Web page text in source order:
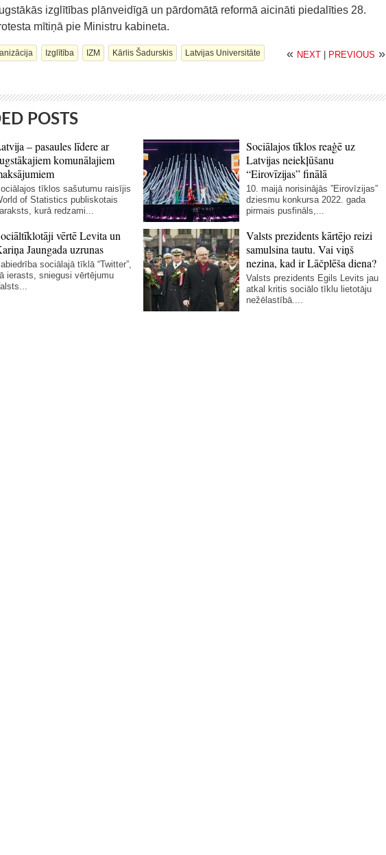
izglītības plānveidīgā un pārdomātā reformā aicināti piedalīties 28.
mītiņā pie Ministru kabineta.
Izglītība IZM Kārlis Šadurskis Latvijas Universitāte « NEXT PREVIOUS »
POSTS
– pasaules līdere ar
komunālajiem
tīklos sašutumu raisījis
of Statistics publiskotais
kurā redzami...
Sociālajos tīklos reaģē uz
Latvijas neiekļūšanu
“Eirovīzijas” finālā
10. maijā norisinājās ”Eirovīzijas”
dziesmu konkursa 2022. gada
pirmais pusfināls,...
vērtē Levita un
Jaungada uzrunas
sociālajā tīklā “Twitter”,
ierasts, sniegusi vērtējumu
Valsts prezidents kārtējo reizi
samulsina tautu. Vai viņš
nezina, kad ir Lāčplēša diena?
Valsts prezidents Egils Levits jau
atkal kritis sociālo tīklu lietotāju
nežēlastībā....